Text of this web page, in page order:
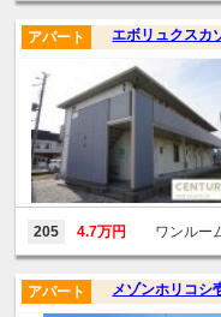
エボリュクス
アパート
205 4.7万円 ワンルー
メゾンホリコシ
アパート